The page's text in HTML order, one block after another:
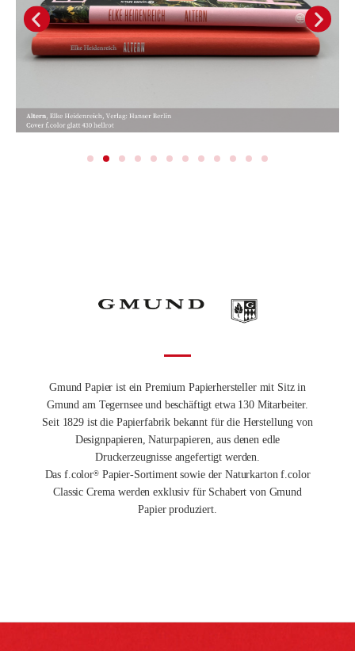
Gmund Papier ist ein Premium Papierhersteller mit Sitz in
Gmund am Tegernsee und beschäftigt etwa 130 Mitarbeiter.
Seit 1829 ist die Papierfabrik bekannt für die Herstellung von
Designpapieren, Naturpapieren, aus denen edle
Druckerzeugnisse angefertigt werden.
Das f.color®Papier-Sortiment sowie der Naturkarton f.color
Classic Crema werden exklusiv für Schabert von Gmund
Papier produziert.